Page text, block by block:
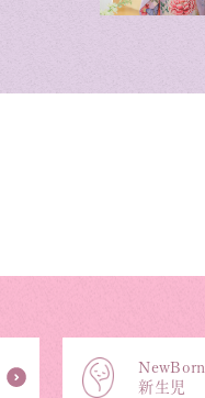
NewBorn
新生児